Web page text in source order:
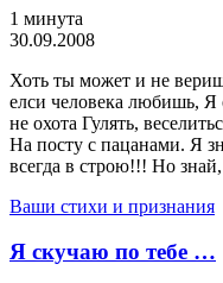
1 минута
30.09.2008
Хоть ты может и не
елси человека любишь, Я
не охота Гулять,
На посту с пацанами. Я
всегда в строю!!! Но
Ваши стихи и признания
Я скучаю по тебе …